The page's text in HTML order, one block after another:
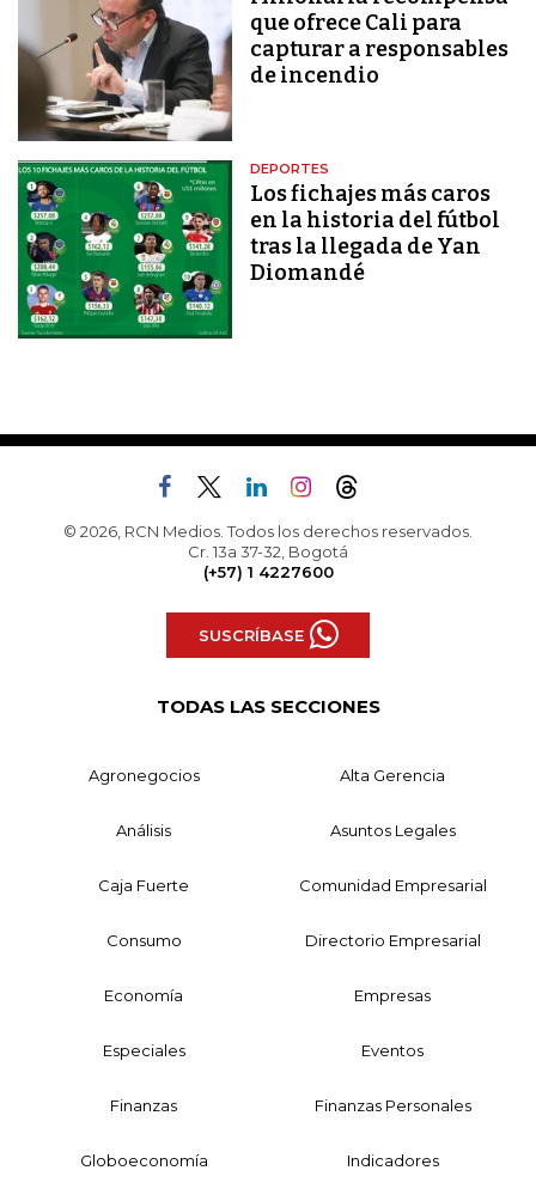
que ofrece Cali para
capturar a responsables
de incendio
DEPORTES
Los fichajes más caros
en la historia del fútbol
tras la llegada de Yan
Diomandé
© 2026, RCN Medios. Todos los derechos reservados.
Cr. 13a 37-32, Bogotá
(+57) 1 4227600
SUSCRÍBASE
TODAS LAS SECCIONES
Agronegocios Alta Gerencia
Análisis Asuntos Legales
Caja Fuerte Comunidad Empresarial
Consumo Directorio Empresarial
Economía Empresas
Especiales Eventos
Finanzas Finanzas Personales
Globoeconomía Indicadores